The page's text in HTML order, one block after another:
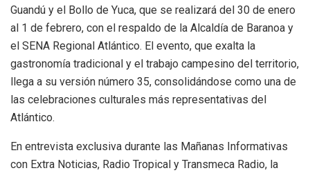
Guandú y el Bollo de Yuca, que se realizará del 30 de enero
al 1 de febrero, con el respaldo de la Alcaldía de Baranoa y
el SENA Regional Atlántico. El evento, que exalta la
gastronomía tradicional y el trabajo campesino del territorio,
llega a su versión número 35, consolidándose como una de
las celebraciones culturales más representativas del
Atlántico.
En entrevista exclusiva durante las Mañanas Informativas
con Extra Noticias, Radio Tropical y Transmeca Radio, la